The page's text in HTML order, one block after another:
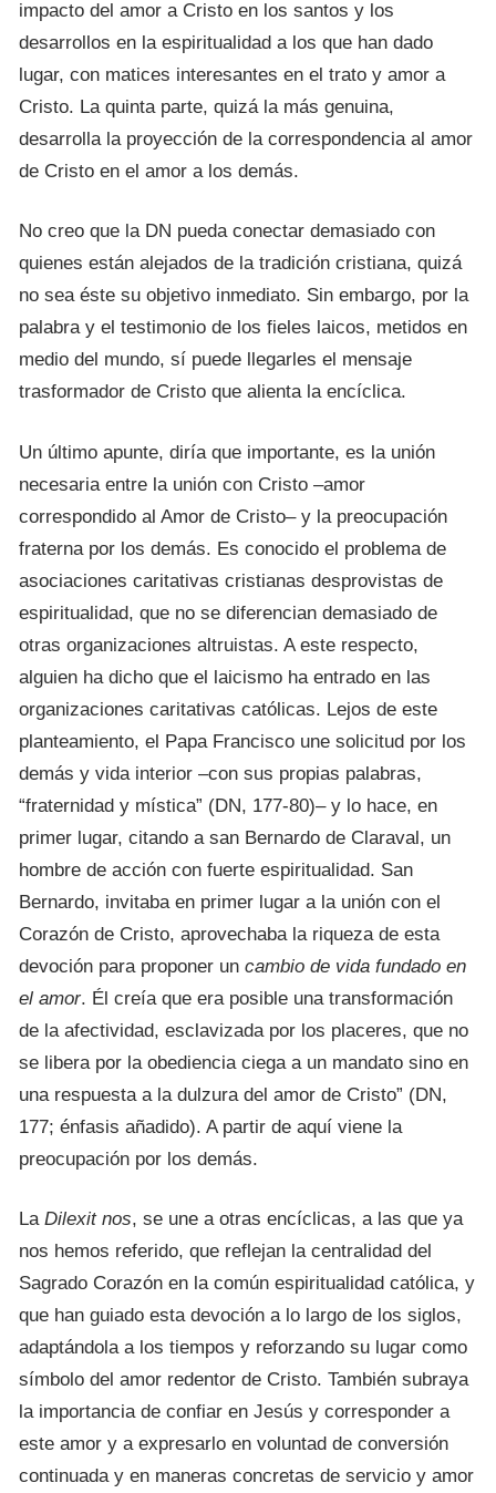
impacto del amor a Cristo en los santos y los
desarrollos en la espiritualidad a los que han dado
lugar, con matices interesantes en el trato y amor a
Cristo. La quinta parte, quizá la más genuina,
desarrolla la proyección de la correspondencia al amor
de Cristo en el amor a los demás.
No creo que la DN pueda conectar demasiado con
quienes están alejados de la tradición cristiana, quizá
no sea éste su objetivo inmediato. Sin embargo, por la
palabra y el testimonio de los fieles laicos, metidos en
medio del mundo, sí puede llegarles el mensaje
trasformador de Cristo que alienta la encíclica.
Un último apunte, diría que importante, es la unión
necesaria entre la unión con Cristo –amor
correspondido al Amor de Cristo– y la preocupación
fraterna por los demás. Es conocido el problema de
asociaciones caritativas cristianas desprovistas de
espiritualidad, que no se diferencian demasiado de
otras organizaciones altruistas. A este respecto,
alguien ha dicho que el laicismo ha entrado en las
organizaciones caritativas católicas. Lejos de este
planteamiento, el Papa Francisco une solicitud por los
demás y vida interior –con sus propias palabras,
“fraternidad y mística” (DN, 177-80)– y lo hace, en
primer lugar, citando a san Bernardo de Claraval, un
hombre de acción con fuerte espiritualidad. San
Bernardo, invitaba en primer lugar a la unión con el
Corazón de Cristo, aprovechaba la riqueza de esta
devoción para proponer un cambio de vida fundado en
el amor. Él creía que era posible una transformación
de la afectividad, esclavizada por los placeres, que no
se libera por la obediencia ciega a un mandato sino en
una respuesta a la dulzura del amor de Cristo” (DN,
177; énfasis añadido). A partir de aquí viene la
preocupación por los demás.
LaDilexit nos, se une a otras encíclicas, a las que ya
nos hemos referido, que reflejan la centralidad del
Sagrado Corazón en la común espiritualidad católica, y
que han guiado esta devoción a lo largo de los siglos,
adaptándola a los tiempos y reforzando su lugar como
símbolo del amor redentor de Cristo. También subraya
la importancia de confiar en Jesús y corresponder a
este amor y a expresarlo en voluntad de conversión
continuada y en maneras concretas de servicio y amor